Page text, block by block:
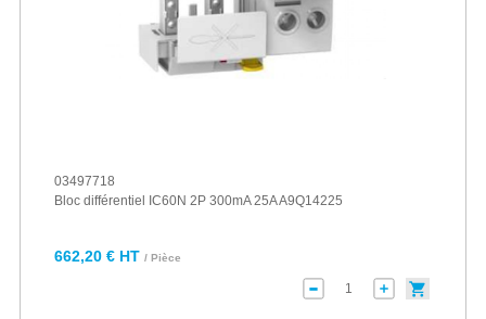
03497718
Bloc différentiel IC60N 2P 300mA 25A A9Q14225
662,20 € HT / Pièce